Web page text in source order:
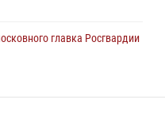
главка Росгвардии